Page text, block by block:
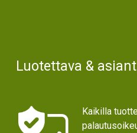
Luotettava &
Kaikilla